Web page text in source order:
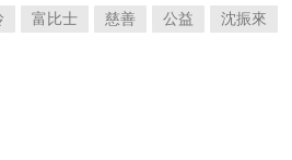
富比士 慈善 公益
沈振來